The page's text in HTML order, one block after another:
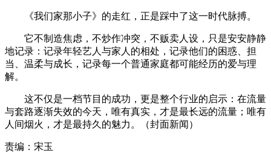
《我们家那小子》的走红，正是踩中了这一时代脉搏。
它不制造焦虑，不炒作冲突，不贩卖人设，只是安安静静
地记录：记录年轻艺人与家人的相处，记录他们的困惑、担
当、温柔与成长，记录每一个普通家庭都可能经历的爱与理
解。
这不仅是一档节目的成功，更是整个行业的启示：在流量
与套路逐渐失效的今天，唯有真实，才是最长远的流量；唯有
人间烟火，才是最持久的魅力。（封面新闻）
责编：宋玉